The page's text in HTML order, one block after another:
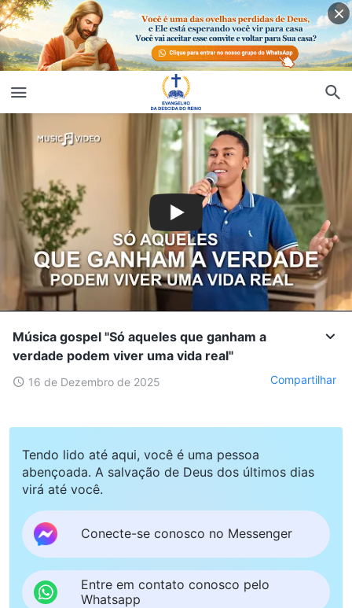
Música gospel "Só aqueles que ganham a
verdade podem viver uma vida real"
16 de Dezembro de 2025 Compartilhar
Tendo lido até aqui, você é uma pessoa
abençoada. A salvação de Deus dos últimos dias
virá até você.
Conecte-se conosco no Messenger
Entre em contato conosco pelo
Whatsapp